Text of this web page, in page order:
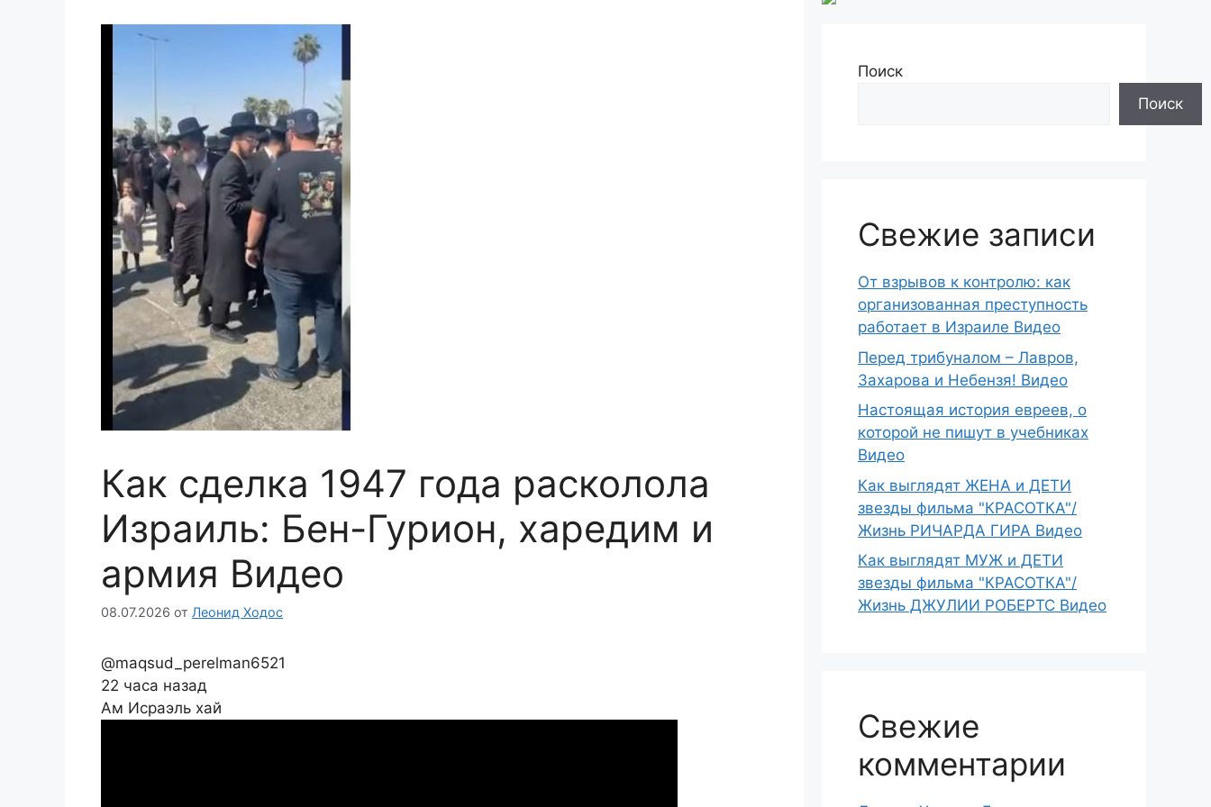
Как сделка 1947 года расколола
Израиль: Бен-Гурион, харедим и
армия Видео
08.07.2026 от Леонид Ходос
@maqsud_perelman6521
22 часа назад
Ам Исраэль хай
Поиск
Поиск
Свежие записи
От взрывов к контролю: как
организованная преступность
работает в Израиле Видео
Перед трибуналом – Лавров,
Захарова и Небензя! Видео
Настоящая история евреев, о
которой не пишут в учебниках
Видео
Как выглядят ЖЕНА и ДЕТИ
звезды фильма "КРАСОТКА"/
Жизнь РИЧАРДА ГИРА Видео
Как выглядят МУЖ и ДЕТИ
звезды фильма "КРАСОТКА"/
Жизнь ДЖУЛИИ РОБЕРТС Видео
Свежие
комментарии